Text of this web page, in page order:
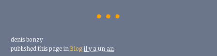
denis bonzy
published this page inBlog il y a un an